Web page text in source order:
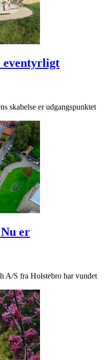
eventyrligt
skabelse er udgangspunktet
er
A/S fra Holstebro har vundet